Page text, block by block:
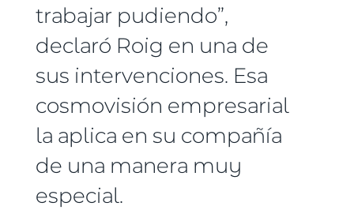
trabajar pudiendo”,
declaró Roig en una de
sus intervenciones. Esa
cosmovisión empresarial
la aplica en su compañía
de una manera muy
especial.